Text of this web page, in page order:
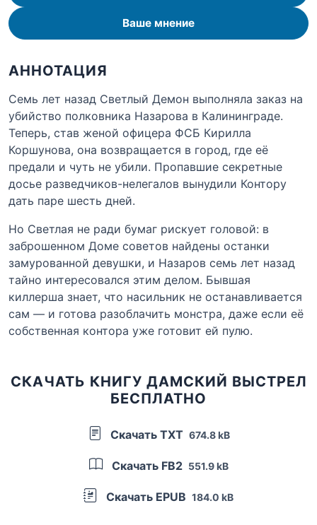
Ваше мнение
АННОТАЦИЯ
Семь лет назад Светлый Демон выполняла заказ на
убийство полковника Назарова в Калининграде.
Теперь, став женой офицера ФСБ Кирилла
Коршунова, она возвращается в город, где её
предали и чуть не убили. Пропавшие секретные
досье разведчиков-нелегалов вынудили Контору
дать паре шесть дней.
Но Светлая не ради бумаг рискует головой: в
заброшенном Доме советов найдены останки
замурованной девушки, и Назаров семь лет назад
тайно интересовался этим делом. Бывшая
киллерша знает, что насильник не останавливается
сам — и готова разоблачить монстра, даже если её
собственная контора уже готовит ей пулю.
СКАЧАТЬ КНИГУ ДАМСКИЙ ВЫСТРЕЛ
БЕСПЛАТНО
Скачать TXT 674.8 kB
Скачать FB2 551.9 kB
Скачать EPUB 184.0 kB